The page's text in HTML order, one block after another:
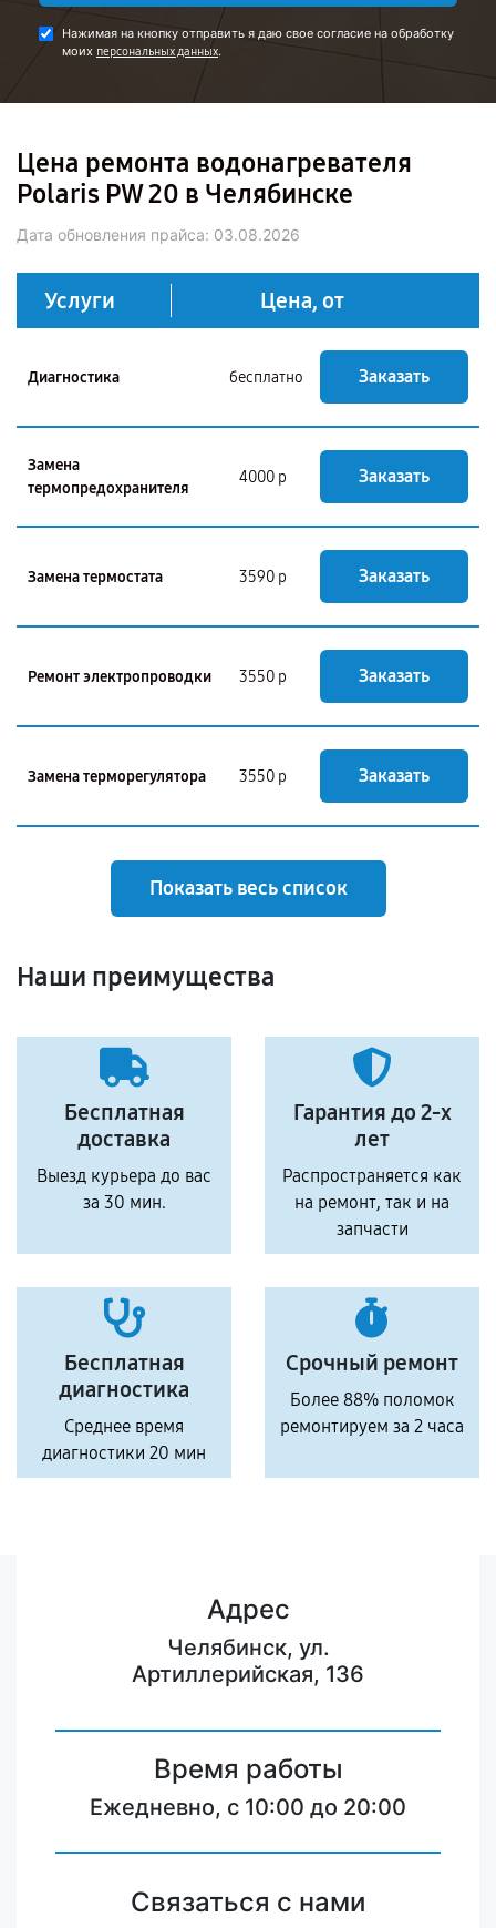
Нажимая на кнопку отправить я даю свое согласие на обработку
моих персональных данных.
Цена ремонта водонагревателя
Polaris PW 20 в Челябинске
Дата обновления прайса: 03.08.2026
Услуги Цена, от
Диагностика бесплатно Заказать
Замена
термопредохранителя
4000 р Заказать
Замена термостата 3590 р Заказать
Ремонт электропроводки 3550 р Заказать
Замена терморегулятора 3550 р Заказать
Показать весь список
Наши преимущества
Бесплатная
доставка
Выезд курьера до вас
за 30 мин.
Гарантия до 2-х
лет
Распространяется как
на ремонт, так и на
запчасти
Бесплатная
диагностика
Среднее время
диагностики 20 мин
Срочный ремонт
Более 88% поломок
ремонтируем за 2 часа
Адрес
Челябинск, ул.
Артиллерийская, 136
Время работы
Ежедневно, с 10:00 до 20:00
Связаться с нами